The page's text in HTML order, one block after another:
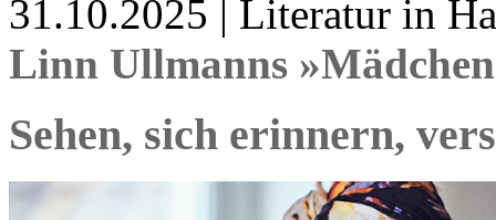
31.10.2025 | Literatur in
Linn Ullmanns
Sehen, sich erinnern,